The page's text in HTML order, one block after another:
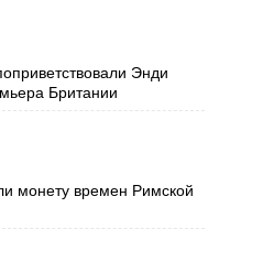
Энди
Британии
монету времен Римской